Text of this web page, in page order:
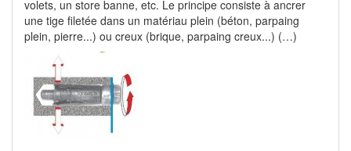
volets, un store banne, etc. Le principe consiste à ancrer
une tige filetée dans un matériau plein (béton, parpaing
plein, pierre...) ou creux (brique, parpaing creux...) (…)